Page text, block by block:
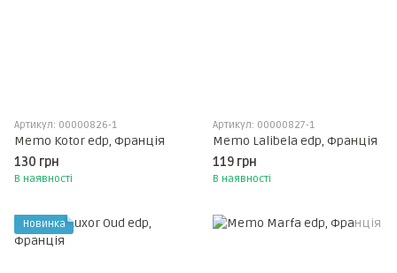
Артикул: 00000826-1
Memo Kotor edp, Франція
130 грн
В наявності
Артикул: 00000827-1
Memo Lalibela edp, Франція
119 грн
В наявності
Новинка